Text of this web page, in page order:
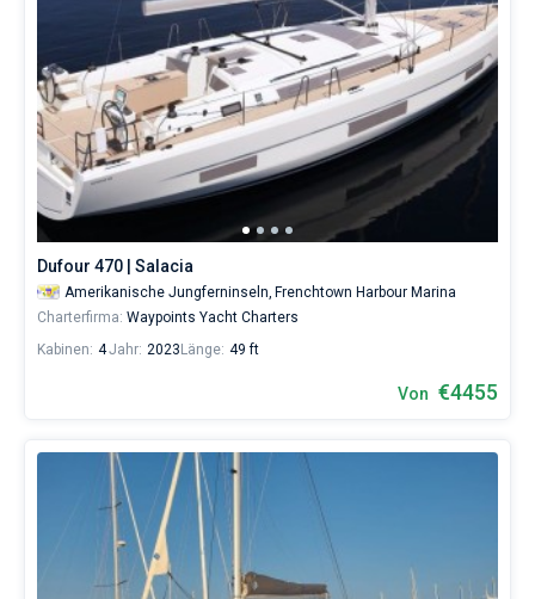
Dufour 470 | Salacia
Amerikanische Jungferninseln, Frenchtown Harbour Marina
Charterfirma: Waypoints Yacht Charters
Kabinen: 4Jahr: 2023 Länge: 49 ft
Von €4455